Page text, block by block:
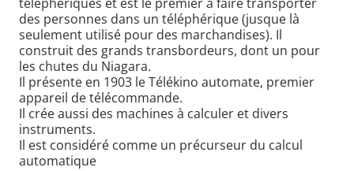
des personnes dans un téléphérique (jusque là
seulement utilisé pour des marchandises). Il
construit des grands transbordeurs, dont un pour
les chutes du Niagara.
Il présente en 1903 le Télékino automate, premier
appareil de télécommande.
Il crée aussi des machines à calculer et divers
instruments.
Il est considéré comme un précurseur du calcul
automatique